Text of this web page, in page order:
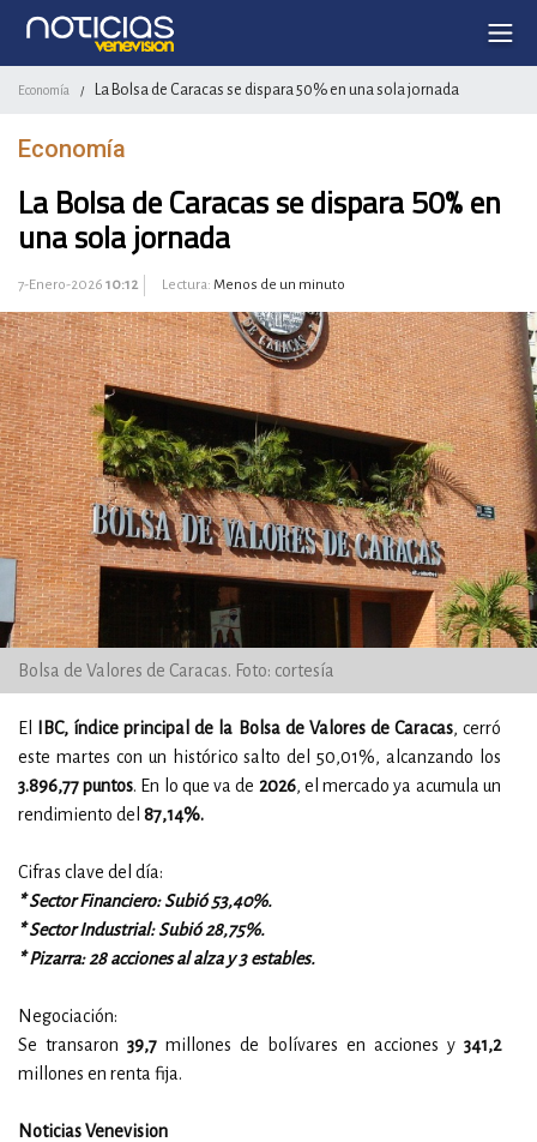
Economía / La Bolsa de Caracas se dispara 50% en una sola jornada
Economía
La Bolsa de Caracas se dispara 50% en
una sola jornada
7-Enero-2026 10:12 Lectura: Menos de un minuto
Bolsa de Valores de Caracas. Foto: cortesía
El IBC, índice principal de la Bolsa de Valores de Caracas, cerró
este martes con un histórico salto del 50,01%, alcanzando los
3.896,77 puntos. En lo que va de 2026, el mercado ya acumula un
rendimiento del 87,14%.
Cifras clave del día:
* Sector Financiero: Subió 53,40%.
* Sector Industrial: Subió 28,75%.
* Pizarra: 28 acciones al alza y 3 estables.
Negociación:
Se transaron 39,7 millones de bolívares en acciones y 341,2
millones en renta fija.
Noticias Venevision